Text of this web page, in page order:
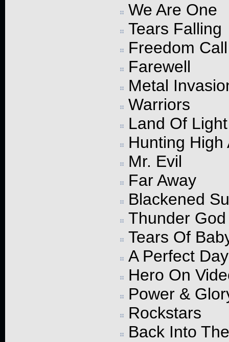
We Are One
Tears Falling
Freedom Call
Farewell
Metal
Warriors
Land Of Light
Hunting High
Mr. Evil
Far Away
Blackened
Thunder God
Tears Of
A Perfect
Hero On
Power &
Rockstars
Back Into